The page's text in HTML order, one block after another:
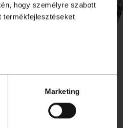
hogy személyre szabott
termékfejlesztéseket
Tudjon meg
. BármikorMarketing